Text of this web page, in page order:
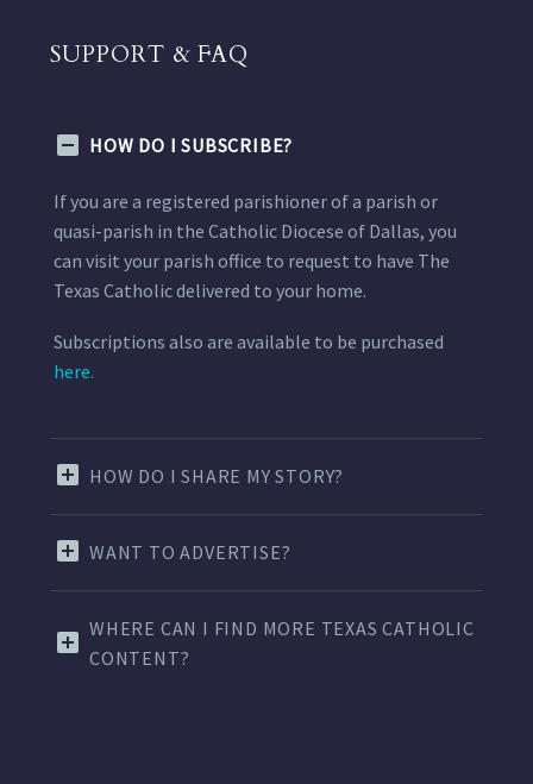
SUPPORT & FAQ
HOW DO I SUBSCRIBE?
If you are a registered parishioner of a parish or
quasi-parish in the Catholic Diocese of Dallas, you
can visit your parish office to request to have The
Texas Catholic delivered to your home.
Subscriptions also are available to be purchased
here.
HOW DO I SHARE MY STORY?
WANT TO ADVERTISE?
WHERE CAN I FIND MORE TEXAS CATHOLIC
CONTENT?